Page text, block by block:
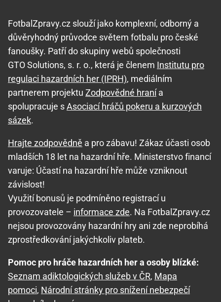
FotbalZpravy.cz slouží jako komplexní, odborný a
důvěryhodný průvodce světem fotbalu pro české
fanoušky. Patří do skupiny webů společnosti
GTO Solutions, s. r. o., která je členem Institutu pro
regulaci hazardních her (IPRH), mediálním
partnerem projektu Zodpovědné hranía
spolupracuje sAsociací hráčů pokeru a kurzových
sázek.
Hrajte zodpovědně a pro zábavu! Zákaz účasti osob
mladších 18 let na hazardní hře. Ministerstvo financí
varuje: Účastí na hazardní hře může vzniknout
závislost!
Využití bonusů je podmíněno registrací u
provozovatele – informace zde. Na FotbalZpravy.cz
nejsou provozovány hazardní hry ani zde neprobíhá
zprostředkování jakýchkoliv plateb.
Pomoc pro hráče hazardních her a osoby blízké:
Seznam adiktologických služeb v ČR, Mapa
pomoci, Národní stránky pro snížení nebezpečí